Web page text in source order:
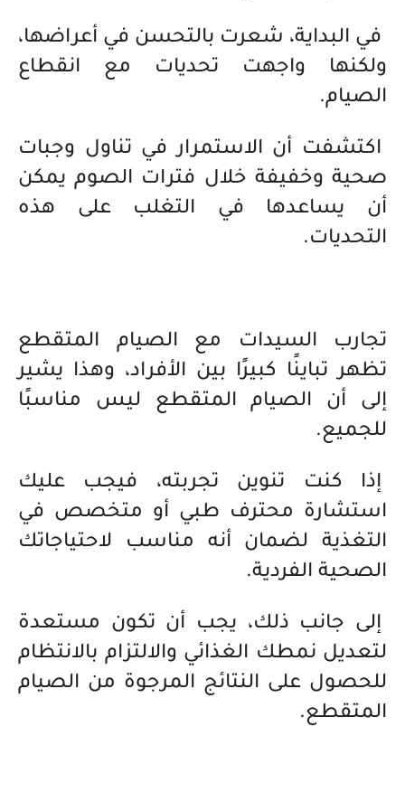
في البداية، شعرت بالتحسن في أعراضها،
ولكنها واجهت تحديات مع انقطاع
الصيام.
اكتشفت أن الاستمرار في تناول وجبات
صحية وخفيفة خلال فترات الصوم يمكن
أن يساعدها في التغلب على هذه
التحديات.
تجارب السيدات مع الصيام المتقطع
تظهر تباينًا كبيرًا بين الأفراد، وهذا يشير
إلى أن الصيام المتقطع ليس مناسبًا
للجميع.
إذا كنت تنوين تجربته، فيجب عليك
استشارة محترف طبي أو متخصص في
التغذية لضمان أنه مناسب لاحتياجاتك
الصحية الفردية.
إلى جانب ذلك، يجب أن تكون مستعدة
لتعديل نمطك الغذائي والالتزام بالانتظام
للحصول على النتائج المرجوة من الصيام
المتقطع.